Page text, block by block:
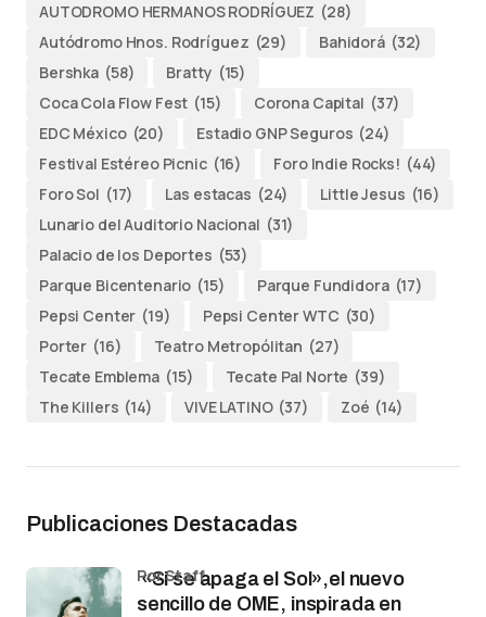
AUTODROMO HERMANOS RODRÍGUEZ (28)
Autódromo Hnos. Rodríguez (29) Bahidorá (32)
Bershka (58) Bratty (15)
Coca Cola Flow Fest (15) Corona Capital (37)
EDC México (20) Estadio GNP Seguros (24)
Festival Estéreo Picnic (16) Foro Indie Rocks! (44)
Foro Sol (17) Las estacas (24) Little Jesus (16)
Lunario del Auditorio Nacional (31)
Palacio de los Deportes (53)
Parque Bicentenario (15) Parque Fundidora (17)
Pepsi Center (19) Pepsi Center WTC (30)
Porter (16) Teatro Metropólitan (27)
Tecate Emblema (15) Tecate Pal Norte (39)
The Killers (14) VIVE LATINO (37) Zoé (14)
Publicaciones Destacadas
«Si se apaga el Sol»,el nuevo
sencillo de OME, inspirada en
por Staff